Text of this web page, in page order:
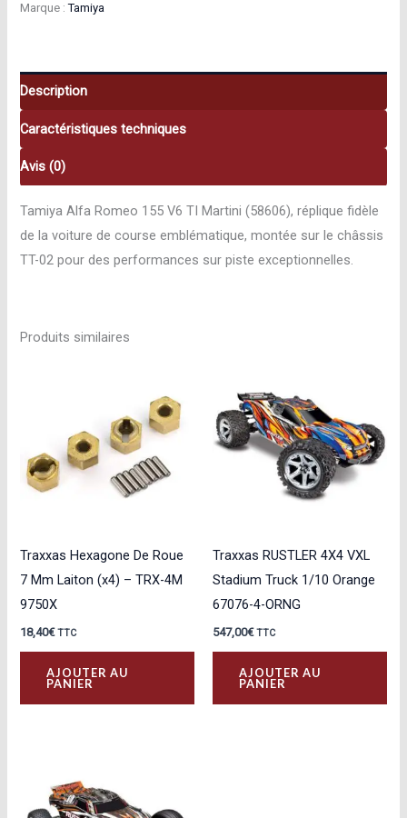
155
Martini
Touring
1/10
58606
Marque :Tamiya
Description
Caractéristiques techniques
Avis (0)
Tamiya Alfa Romeo 155 V6 TI Martini (58606), réplique fidèle
de la voiture de course emblématique, montée sur le châssis
TT-02 pour des performances sur piste exceptionnelles.
Produits similaires
Traxxas Hexagone De Roue
7 Mm Laiton (x4) – TRX-4M
9750X
18,40€ TTC
AJOUTER AU
PANIER
Traxxas RUSTLER 4X4 VXL
Stadium Truck 1/10 Orange
67076-4-ORNG
547,00€ TTC
AJOUTER AU
PANIER